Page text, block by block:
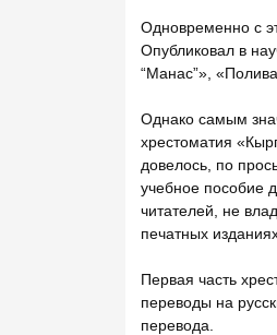
Одновременно с
Опубликовал в
“Манас”»,
Однако самым
хрестоматия
довелось, по
учебное пособие
читателей, не
печатных
Первая часть
переводы на
перевода.